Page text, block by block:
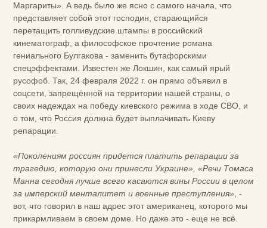
Маргариты». А ведь было же ясно с самого начала, что
представляет собой этот господин, старающийся
перетащить голливудские штампы в российский
кинематограф, а философское прочтение романа
гениального Булгакова - заменить бутафорскими
спецэффектами. Известен же Локшин, как самый ярый
русофоб. Так, 24 февраля 2022 г. он прямо объявил в
соцсети, запрещённой на территории нашей страны, о
своих надеждах на победу киевского режима в ходе СВО, и
о том, что Россия должна будет выплачивать Киеву
репарации.
«Поколениям россиян придется платить репарации за
трагедию, которую они принесли Украине», «Речи Томаса
Манна сегодня лучше всего касаются вины России в целом
за имперский менталитет и военные преступления» , -
вот, что говорил в наш адрес этот американец, которого мы
прикармливаем в своем доме. Но даже это - еще не всё.